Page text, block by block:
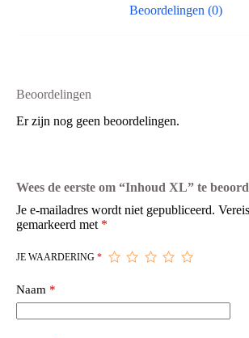
Beoordelingen (0)
Beoordelingen
Er zijn nog geen beoordelingen.
Wees de eerste om “Inhoud XL” te
Je e-mailadres wordt niet gepubliceerd.
gemarkeerd met *
JE WAARDERING *
Naam *